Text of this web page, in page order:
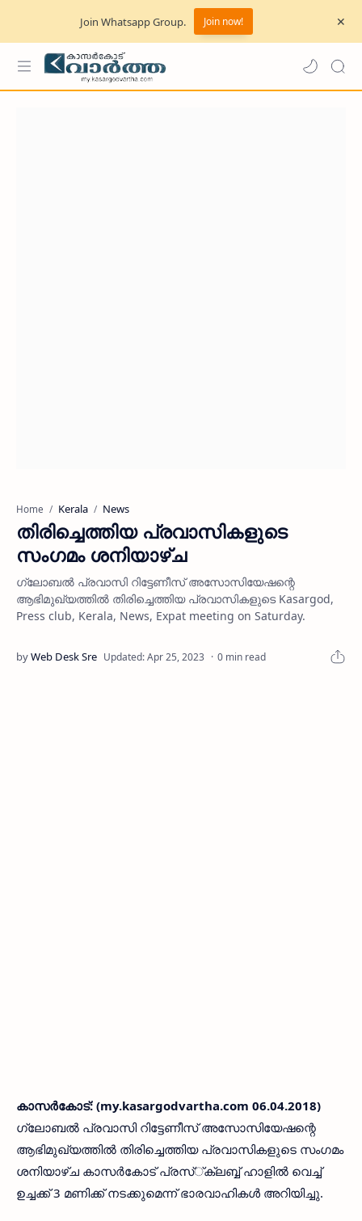
Join Whatsapp Group. Join now!
Home Kerala News
തിരിച്ചെത്തിയ പ്രവാസികളുടെ
സംഗമം ശനിയാഴ്ച
ഗ്ലോബല്‍ പ്രവാസി റിട്ടേണീസ് അസോസിയേഷന്റെ
ആഭിമുഖ്യത്തില്‍ തിരിച്ചെത്തിയ പ്രവാസികളുടെ Kasargod,
Press club, Kerala, News, Expat meeting on Saturday.
0 min read
കാസര്‍കോട്: (my.kasargodvartha.com 06.04.2018)
ഗ്ലോബല്‍ പ്രവാസി റിട്ടേണീസ് അസോസിയേഷന്റെ
ആഭിമുഖ്യത്തില്‍ തിരിച്ചെത്തിയ പ്രവാസികളുടെ സംഗമം
ശനിയാഴ്ച കാസര്‍കോട് പ്രസ്്ക്ലബ്ബ് ഹാളില്‍ വെച്ച്
ഉച്ചക്ക് 3 മണിക്ക് നടക്കുമെന്ന് ഭാരവാഹികള്‍ അറിയിച്ചു.